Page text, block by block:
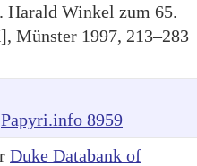
Harald Winkel zum 65.
Münster 1997, 213–283
Papyri.info 8959
Duke Databank of